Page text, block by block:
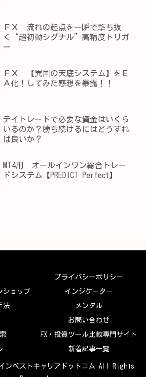
ＦＸ 流れの起点を一瞬で撃ち抜
く“超初動シグナル”高精度トリガ
ー
ＦＸ 【異国の天底システム】をＥ
Ａ化！してみた感想を暴露！！
デイトレードで必要な資金はいくら
いるのか？勝ち続けるにはどうすれ
ば良いか？
MT4用 オールインワン総合トレー
ドシステム【PREDICT Perfect】
プライバシーポリシー
ショップ インジケ－タ－
法 メンタル
お問い合わせ
FX・投資ツール比較専門サイト
新着記事一覧
ンベストキャリアドットコム All Rights